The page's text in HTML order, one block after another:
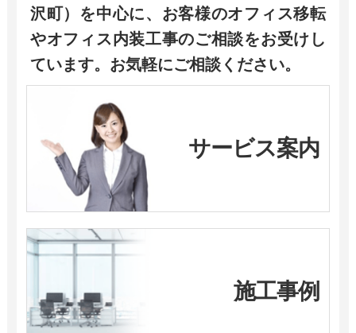
沢町）を中心に、お客様のオフィス移転
やオフィス内装工事のご相談をお受けし
ています。お気軽にご相談ください。
サービス案内
施工事例